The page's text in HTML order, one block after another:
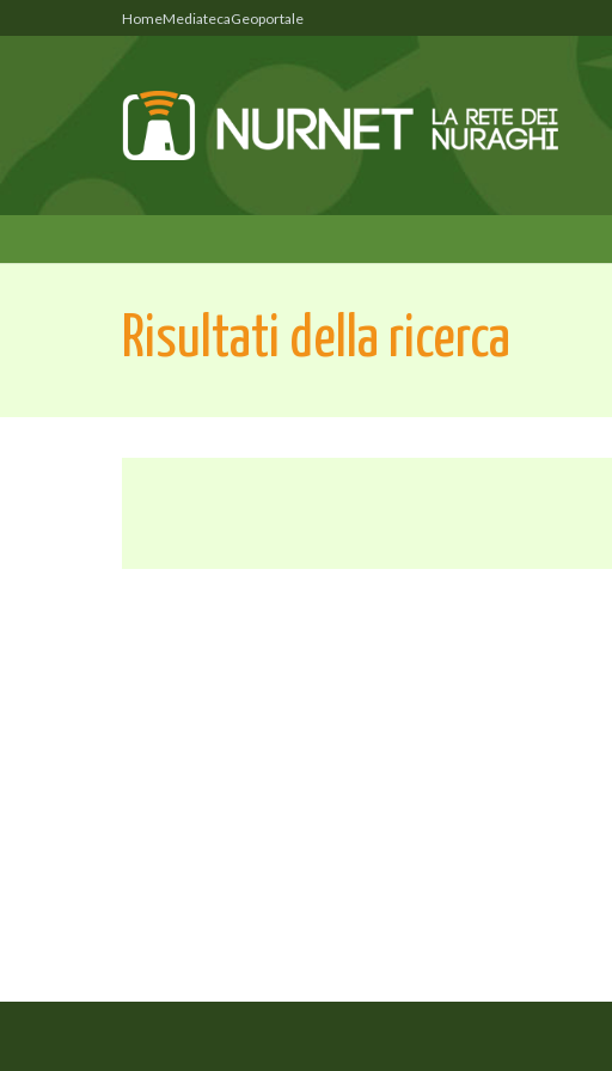
HomeMediatecaGeoportale
Risultati della ricerca